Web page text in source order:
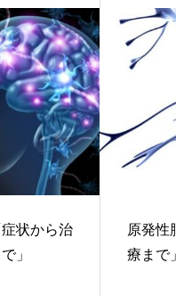
状から治
」
原発性
療まで」